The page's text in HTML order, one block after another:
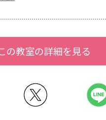
の教室の詳細を見る